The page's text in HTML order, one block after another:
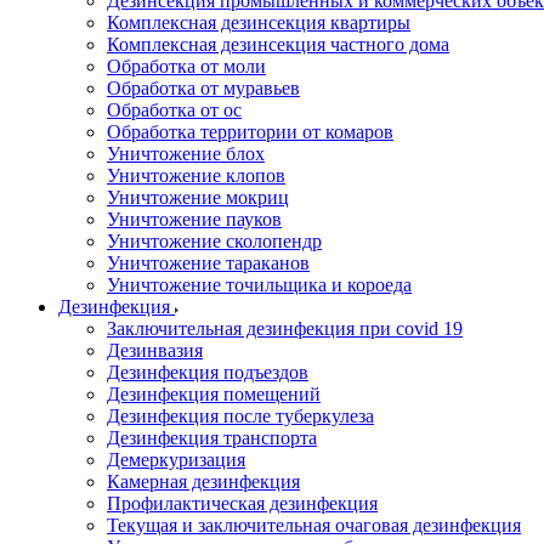
Комплексная дезинсекция квартиры
Комплексная дезинсекция частного дома
Обработка от моли
Обработка от муравьев
Обработка от ос
Обработка территории от комаров
Уничтожение блох
Уничтожение клопов
Уничтожение мокриц
Уничтожение пауков
Уничтожение сколопендр
Уничтожение тараканов
Уничтожение точильщика и короеда
Дезинфекция
Заключительная дезинфекция при covid 19
Дезинвазия
Дезинфекция подъездов
Дезинфекция помещений
Дезинфекция после туберкулеза
Дезинфекция транспорта
Демеркуризация
Камерная дезинфекция
Профилактическая дезинфекция
Текущая и заключительная очаговая дезинфекция